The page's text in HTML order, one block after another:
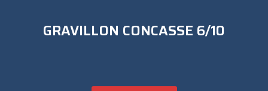
GRAVILLON CONCASSE 6/10